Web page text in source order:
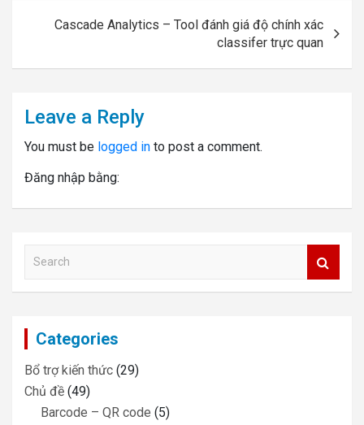
Cascade Analytics – Tool đánh giá độ chính xác
classifer trực quan
Leave a Reply
You must be logged in to post a comment.
Đăng nhập bằng:
a
c
Categories
Bổ trợ kiến thức (29)
Chủ đề (49)
Barcode – QR code (5)